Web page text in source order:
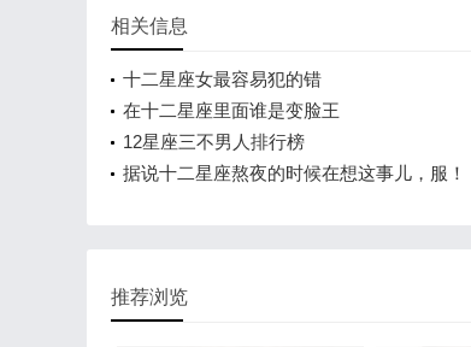
相关信息
十二星座女最容易犯的错
在十二星座里面谁是变脸王
12星座三不男人排行榜
据说十二星座熬夜的时候在想这事儿，服！
推荐浏览